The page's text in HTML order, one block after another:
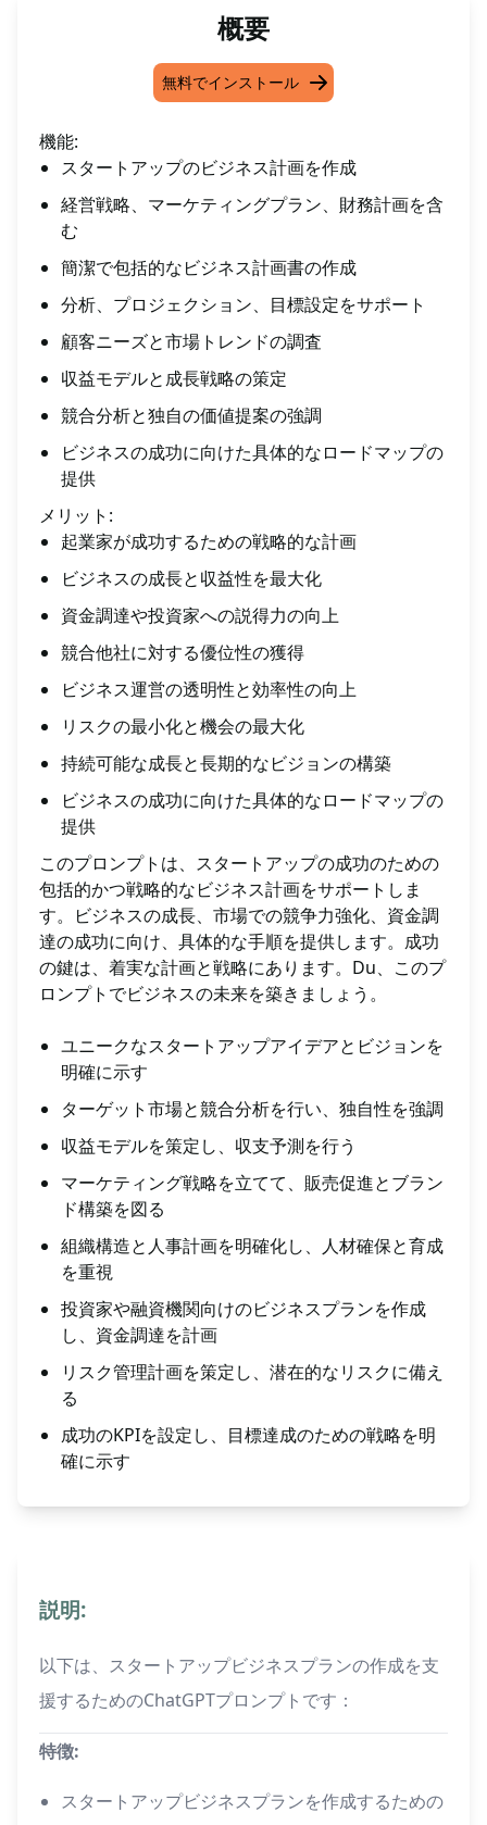
概要
無料でインストール
機能:
スタートアップのビジネス計画を作成
経営戦略、マーケティングプラン、財務計画を含
む
簡潔で包括的なビジネス計画書の作成
分析、プロジェクション、目標設定をサポート
顧客ニーズと市場トレンドの調査
収益モデルと成長戦略の策定
競合分析と独自の価値提案の強調
ビジネスの成功に向けた具体的なロードマップの
提供
メリット:
起業家が成功するための戦略的な計画
ビジネスの成長と収益性を最大化
資金調達や投資家への説得力の向上
競合他社に対する優位性の獲得
ビジネス運営の透明性と効率性の向上
リスクの最小化と機会の最大化
持続可能な成長と長期的なビジョンの構築
ビジネスの成功に向けた具体的なロードマップの
提供
このプロンプトは、スタートアップの成功のための
包括的かつ戦略的なビジネス計画をサポートしま
す。ビジネスの成長、市場での競争力強化、資金調
達の成功に向け、具体的な手順を提供します。成功
の鍵は、着実な計画と戦略にあります。Du、このプ
ロンプトでビジネスの未来を築きましょう。
ユニークなスタートアップアイデアとビジョンを
明確に示す
ターゲット市場と競合分析を行い、独自性を強調
収益モデルを策定し、収支予測を行う
マーケティング戦略を立てて、販売促進とブラン
ド構築を図る
組織構造と人事計画を明確化し、人材確保と育成
を重視
投資家や融資機関向けのビジネスプランを作成
し、資金調達を計画
リスク管理計画を策定し、潜在的なリスクに備え
る
成功のKPIを設定し、目標達成のための戦略を明
確に示す
説明:
以下は、スタートアップビジネスプランの作成を支
援するためのChatGPTプロンプトです：
特徴:
スタートアップビジネスプランを作成するための